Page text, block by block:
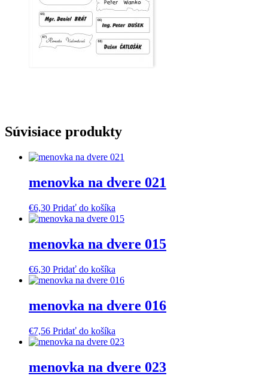
Súvisiace produkty
menovka na dvere 021
€6,30 Pridať do košíka
menovka na dvere 015
€6,30 Pridať do košíka
menovka na dvere 016
€7,56 Pridať do košíka
menovka na dvere 023